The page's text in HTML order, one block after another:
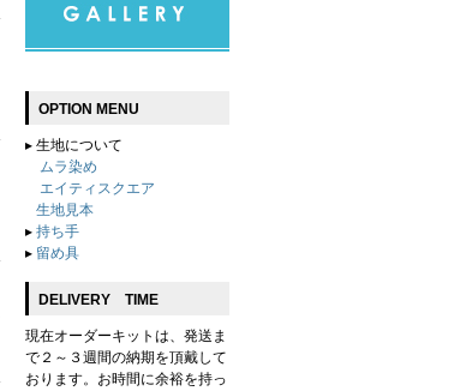
OPTION MENU
▸ 生地について
ムラ染め
エイティスクエア
生地見本
▸ 持ち手
▸ 留め具
DELIVERY TIME
現在オーダーキットは、発送ま
で２～３週間の納期を頂戴して
おります。お時間に余裕を持っ